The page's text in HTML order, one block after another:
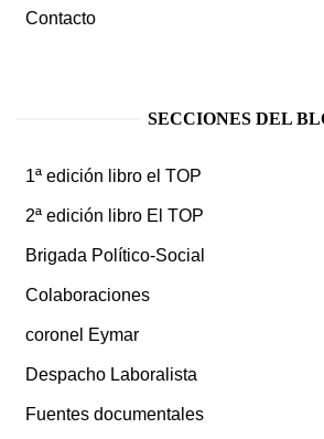
Contacto
SECCIONES DEL
1ª edición libro el TOP
2ª edición libro El TOP
Brigada Político-Social
Colaboraciones
coronel Eymar
Despacho Laboralista
Fuentes documentales